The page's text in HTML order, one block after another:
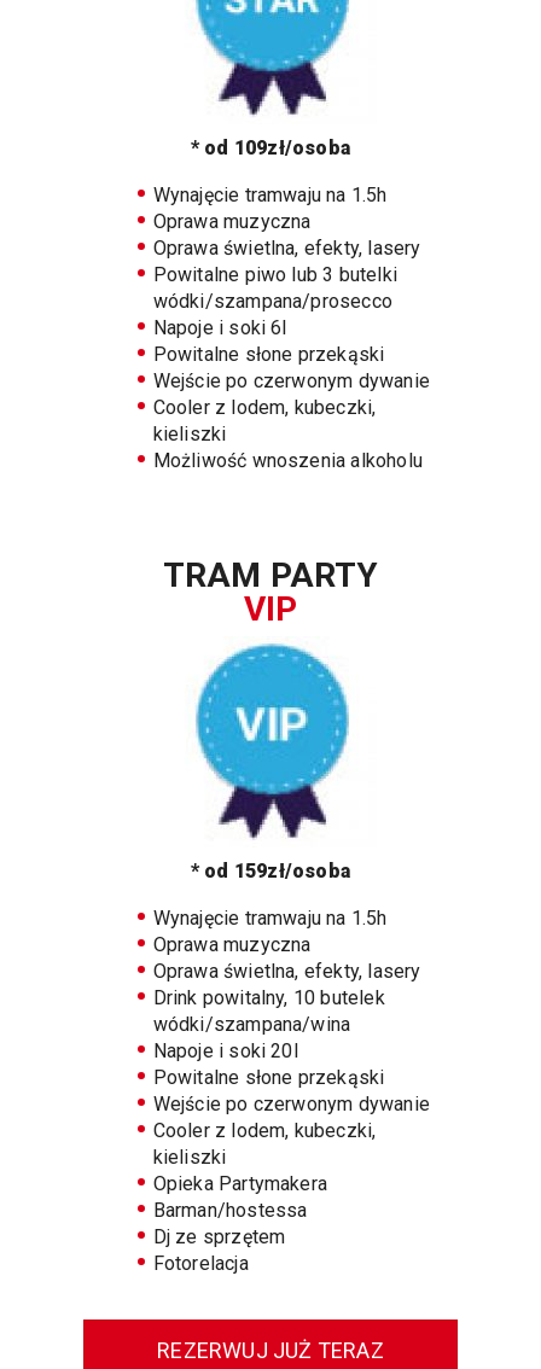
* od 109zł/osoba
Wynajęcie tramwaju na 1.5h
Oprawa muzyczna
Oprawa świetlna, efekty, lasery
Powitalne piwo lub 3 butelki
wódki/szampana/prosecco
Napoje i soki 6l
Powitalne słone przekąski
Wejście po czerwonym dywanie
Cooler z lodem, kubeczki,
kieliszki
Możliwość wnoszenia alkoholu
TRAM PARTY
VIP
* od 159zł/osoba
Wynajęcie tramwaju na 1.5h
Oprawa muzyczna
Oprawa świetlna, efekty, lasery
Drink powitalny, 10 butelek
wódki/szampana/wina
Napoje i soki 20l
Powitalne słone przekąski
Wejście po czerwonym dywanie
Cooler z lodem, kubeczki,
kieliszki
Opieka Partymakera
Barman/hostessa
Dj ze sprzętem
Fotorelacja
REZERWUJ JUŻ TERAZ